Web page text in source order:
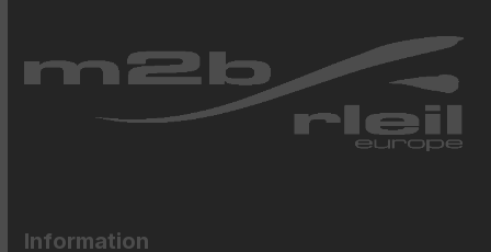
Information